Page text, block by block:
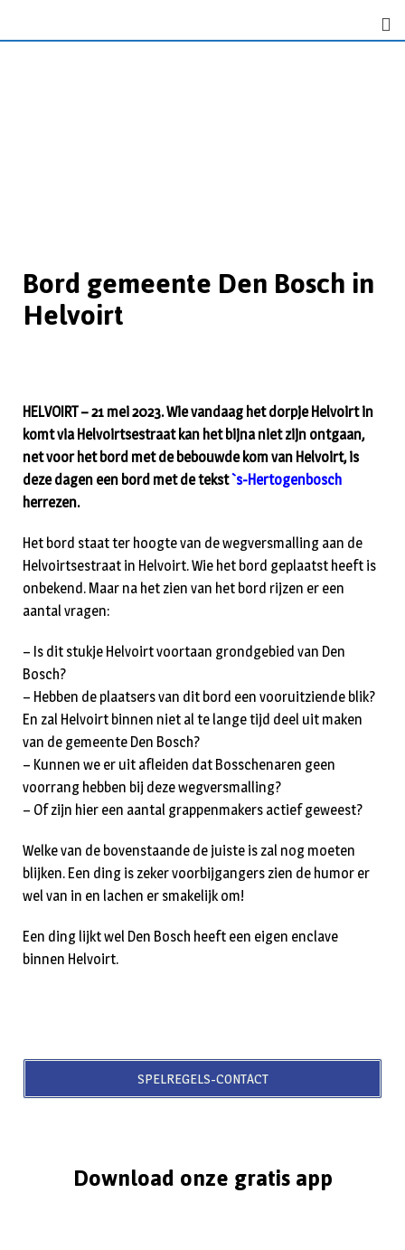
Bord gemeente Den Bosch in
Helvoirt
HELVOIRT – 21 mei 2023. Wie vandaag het dorpje Helvoirt in
komt via Helvoirtsestraat kan het bijna niet zijn ontgaan,
net voor het bord met de bebouwde kom van Helvoirt, is
deze dagen een bord met de tekst`s-Hertogenbosch
herrezen.
Het bord staat ter hoogte van de wegversmalling aan de
Helvoirtsestraat in Helvoirt. Wie het bord geplaatst heeft is
onbekend. Maar na het zien van het bord rijzen er een
aantal vragen:
– Is dit stukje Helvoirt voortaan grondgebied van Den
Bosch?
– Hebben de plaatsers van dit bord een vooruitziende blik?
En zal Helvoirt binnen niet al te lange tijd deel uit maken
van de gemeente Den Bosch?
– Kunnen we er uit afleiden dat Bosschenaren geen
voorrang hebben bij deze wegversmalling?
– Of zijn hier een aantal grappenmakers actief geweest?
Welke van de bovenstaande de juiste is zal nog moeten
blijken. Een ding is zeker voorbijgangers zien de humor er
wel van in en lachen er smakelijk om!
Een ding lijkt wel Den Bosch heeft een eigen enclave
binnen Helvoirt.
SPELREGELS-CONTACT
Download onze gratis app